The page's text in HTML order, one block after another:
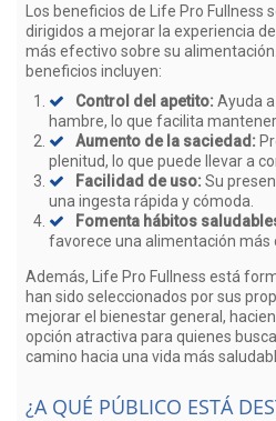
Los beneficios de Life Pro Fullness
dirigidos a mejorar la experiencia
más efectivo sobre su
beneficios incluyen:
Control del apetito: Ayuda
hambre, lo que facilita
Aumento de la saciedad:
plenitud, lo que puede llevar a
Facilidad de uso: Su
una ingesta rápida y cómoda.
Fomenta hábitos
favorece una alimentación más
Además, Life Pro Fullness está
han sido seleccionados por sus
mejorar el bienestar general,
opción atractiva para quienes
camino hacia una vida más
¿A QUÉ PÚBLICO ESTÁ